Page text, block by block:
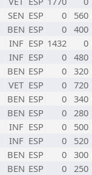
SEN ESP 0 560
BEN ESP 0 400
INF ESP 1432 0
INF ESP 0 480
BEN ESP 0 320
VET ESP 0 720
BEN ESP 0 340
BEN ESP 0 280
INF ESP 0 500
INF ESP 0 520
BEN ESP 0 300
BEN ESP 0 250